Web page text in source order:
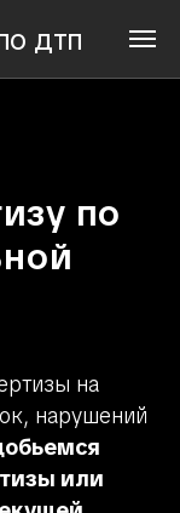
дтп
по
на
нарушений
или